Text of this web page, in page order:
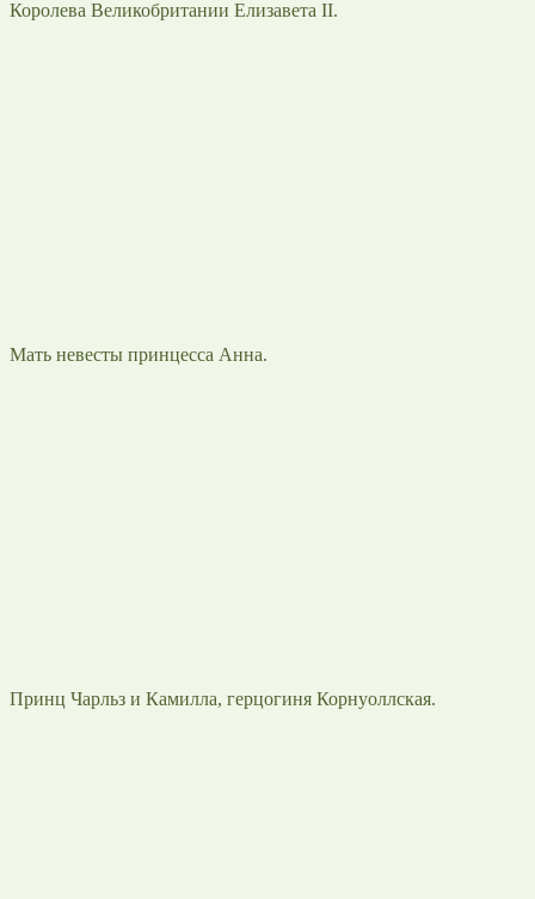
Королева Великобритании Елизавета II.
Мать невесты принцесса Анна.
Принц Чарльз и Камилла, герцогиня Корнуоллская.